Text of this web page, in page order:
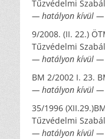
Tűzvédelmi
— hatályon kívül —
9/2008. (II. 22.)
Tűzvédelmi
— hatályon kívül —
BM 2/2002 I. 23.
— hatályon kívül —
35/1996
Tűzvédelmi
— hatályon kívül —